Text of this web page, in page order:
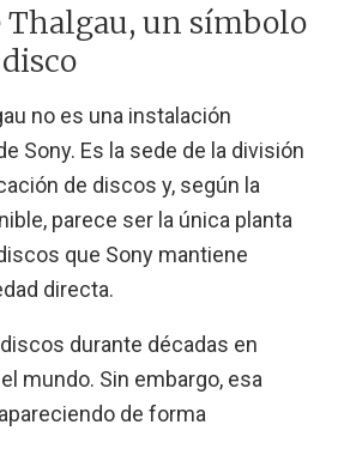
Thalgau, un símbolo
no es una instalación
Sony. Es la sede de la división
de discos y, según la
parece ser la única planta
que Sony mantiene
directa.
durante décadas en
mundo. Sin embargo, esa
de forma